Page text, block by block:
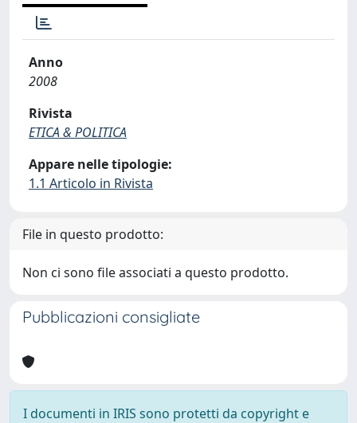
Anno
2008
Rivista
ETICA & POLITICA
Appare nelle tipologie:
1.1 Articolo in Rivista
File in questo prodotto:
Non ci sono file associati a questo prodotto.
Pubblicazioni consigliate
I documenti in IRIS sono protetti da copyright e